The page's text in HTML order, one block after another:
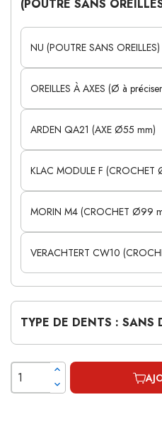
(POUTRE SANS
NU (POUTRE SANS OREILLES)
OREILLES À AXES (Ø à
ARDEN QA21 (AXE Ø55 mm)
KLAC MODULE F (CROCHET
MORIN M4 (CROCHET Ø99
VERACHTERT CW10
TYPE DE DENTS : SANS